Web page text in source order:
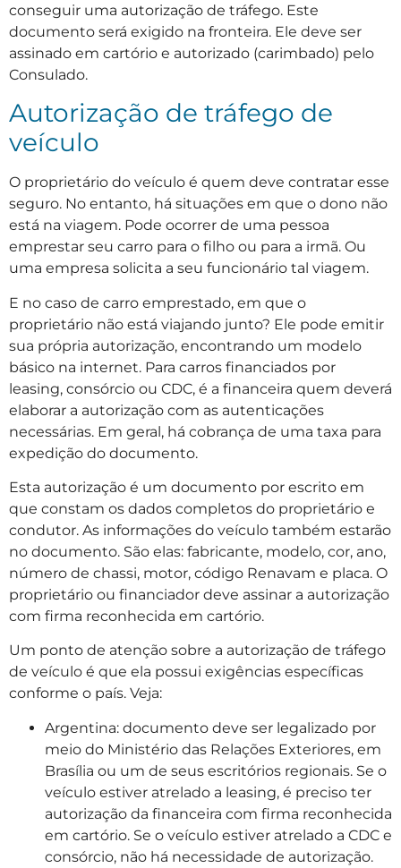
conseguir uma autorização de tráfego. Este
documento será exigido na fronteira. Ele deve ser
assinado em cartório e autorizado (carimbado) pelo
Consulado.
Autorização de tráfego de
veículo
O proprietário do veículo é quem deve contratar esse
seguro. No entanto, há situações em que o dono não
está na viagem. Pode ocorrer de uma pessoa
emprestar seu carro para o filho ou para a irmã. Ou
uma empresa solicita a seu funcionário tal viagem.
E no caso de carro emprestado, em que o
proprietário não está viajando junto? Ele pode emitir
sua própria autorização, encontrando um modelo
básico na internet. Para carros financiados por
leasing, consórcio ou CDC, é a financeira quem deverá
elaborar a autorização com as autenticações
necessárias. Em geral, há cobrança de uma taxa para
expedição do documento.
Esta autorização é um documento por escrito em
que constam os dados completos do proprietário e
condutor. As informações do veículo também estarão
no documento. São elas: fabricante, modelo, cor, ano,
número de chassi, motor, código Renavam e placa. O
proprietário ou financiador deve assinar a autorização
com firma reconhecida em cartório.
Um ponto de atenção sobre a autorização de tráfego
de veículo é que ela possui exigências específicas
conforme o país. Veja:
Argentina: documento deve ser legalizado por
meio do Ministério das Relações Exteriores, em
Brasília ou um de seus escritórios regionais. Se o
veículo estiver atrelado a leasing, é preciso ter
autorização da financeira com firma reconhecida
em cartório. Se o veículo estiver atrelado a CDC e
consórcio, não há necessidade de autorização.